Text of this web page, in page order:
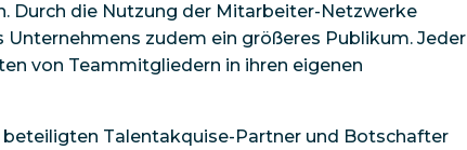
Durch die Nutzung der Mitarbeiter-Netzwerke
Unternehmens zudem ein größeres Publikum. Jeder
von Teammitgliedern in ihren eigenen
Talentakquise-Partner und Botschafter